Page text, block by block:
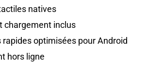
natives
chargement inclus
optimisées pour Android
hors ligne